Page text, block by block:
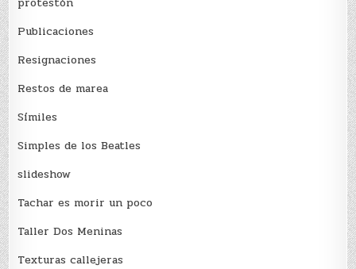
Publicaciones
Resignaciones
Restos de marea
Sí­miles
Simples de los Beatles
slideshow
Tachar es morir un poco
Taller Dos Meninas
Texturas callejeras